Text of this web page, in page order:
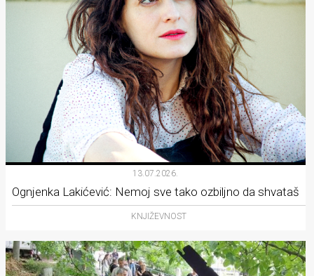
13.07.2026.
Ognjenka Lakićević: Nemoj sve tako ozbiljno da shvataš
KNJIŽEVNOST